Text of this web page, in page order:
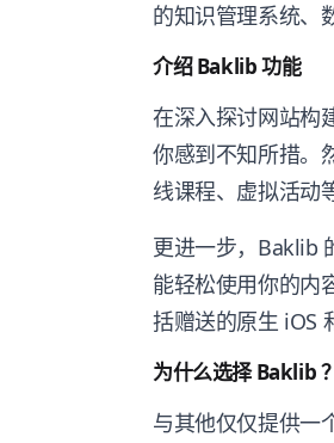
的知识管理系统、
介绍 Baklib 功能
在深入探讨网站构
你感到不知所措。
线课程、虚拟活动
更进一步，Baklib
能轻松使用你的
括赠送的原生 iOS
为什么选择 Baklib ？
与其他仅仅提供一